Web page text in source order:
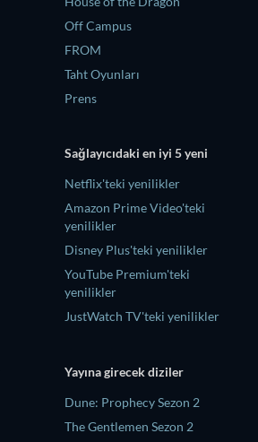
Off Campus
FROM
Taht Oyunları
Prens
Sağlayıcıdaki en iyi 5 yeni
Netflix'teki yenilikler
Amazon Prime Video'teki
yenilikler
Disney Plus'teki yenilikler
YouTube Premium'teki
yenilikler
JustWatch TV'teki yenilikler
Yayına girecek diziler
Dune: Prophecy Sezon 2
The Gentlemen Sezon 2